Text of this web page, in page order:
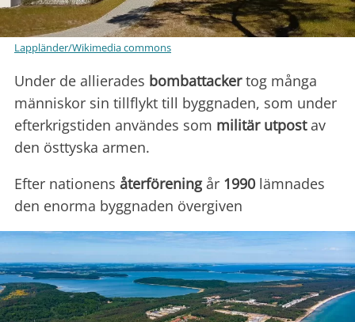
Lappländer/Wikimedia commons
Under de allierades bombattackertog många
människor sin tillflykt till byggnaden, som under
efterkrigstiden användes som militär utpostav
den östtyska armen.
Efter nationens återföreningår 1990 lämnades
den enorma byggnaden övergiven